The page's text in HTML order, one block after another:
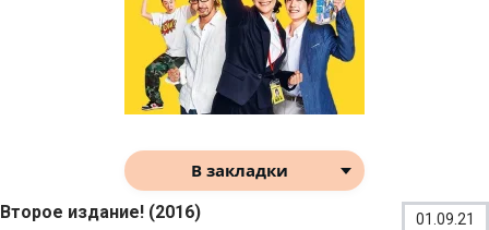
В закладки
Второе издание! (2016) 01.09.21